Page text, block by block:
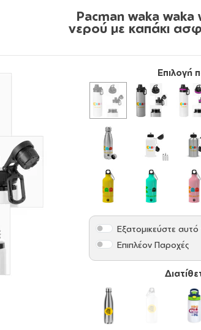
Pacman waka waka
νερού με καπάκι
Επιλογή
Εξατομικεύστε
Επιπλέον Παροχές